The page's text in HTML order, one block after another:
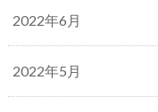
2022年6月
2022年5月